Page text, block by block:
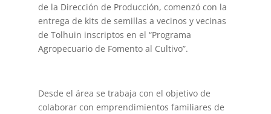
de la Dirección de Producción, comenzó con la
entrega de kits de semillas a vecinos y vecinas
de Tolhuin inscriptos en el “Programa
Agropecuario de Fomento al Cultivo”.
Desde el área se trabaja con el objetivo de
colaborar con emprendimientos familiares de